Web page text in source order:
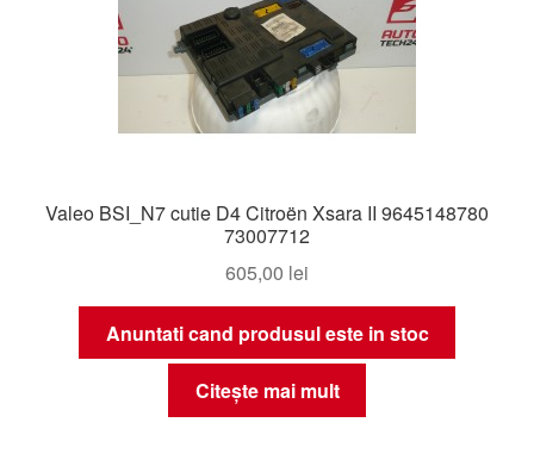
Valeo BSI_N7 cutie D4 Citroën Xsara II 9645148780
73007712
605,00 lei
Anuntati cand produsul este in stoc
Citește mai mult